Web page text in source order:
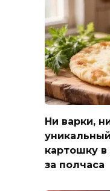
Ни варки,
картошку
за полчаса